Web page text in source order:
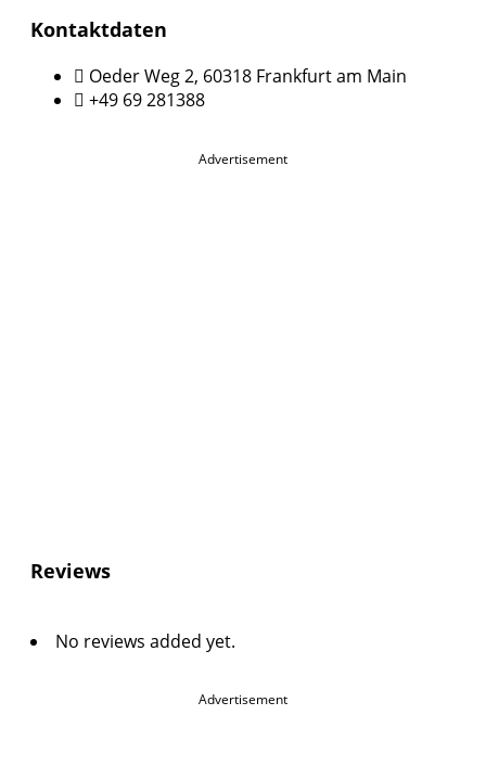
Kontaktdaten
Oeder Weg 2, 60318 Frankfurt am Main
+49 69 281388
Advertisement
Reviews
No reviews added yet.
Advertisement